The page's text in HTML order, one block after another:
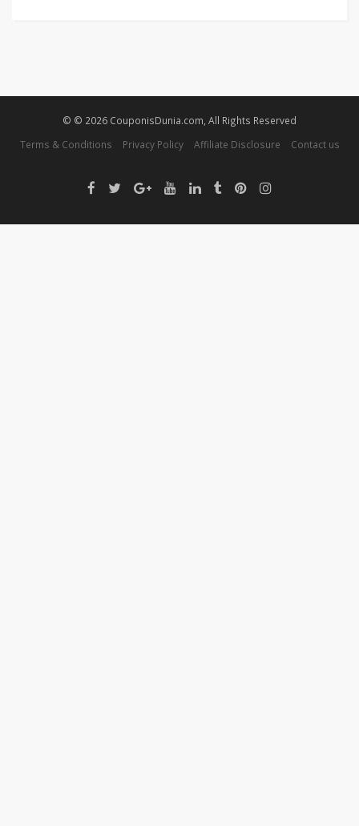
© © 2026 CouponisDunia.com, All Rights Reserved
Terms & Conditions
Privacy Policy Affiliate Disclosure Contact us